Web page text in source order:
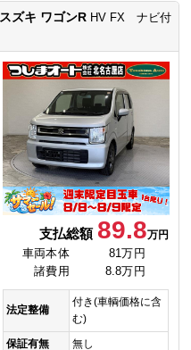
スズキ ワゴンR HV FX ナビ付
支払総額 89.8万円
車両本体
81万円
諸費用
8.8万円
法定整備
付き(車輌価格に含
む)
保証有無
無し